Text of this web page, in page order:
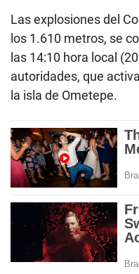
Las explosiones del
los 1.610 metros, se
las 14:10 hora local
autoridades, que
la isla de Ometepe.